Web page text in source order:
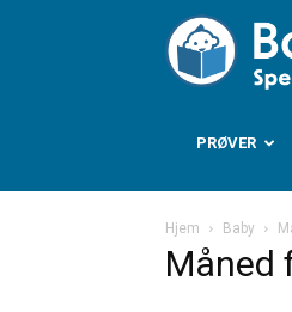
PRØVER
Hjem Baby
Måned